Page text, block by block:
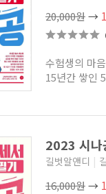
20,000원→
수험생의 마
15년간 쌓인
2023 시나
길벗알앤디 |
16,000원→